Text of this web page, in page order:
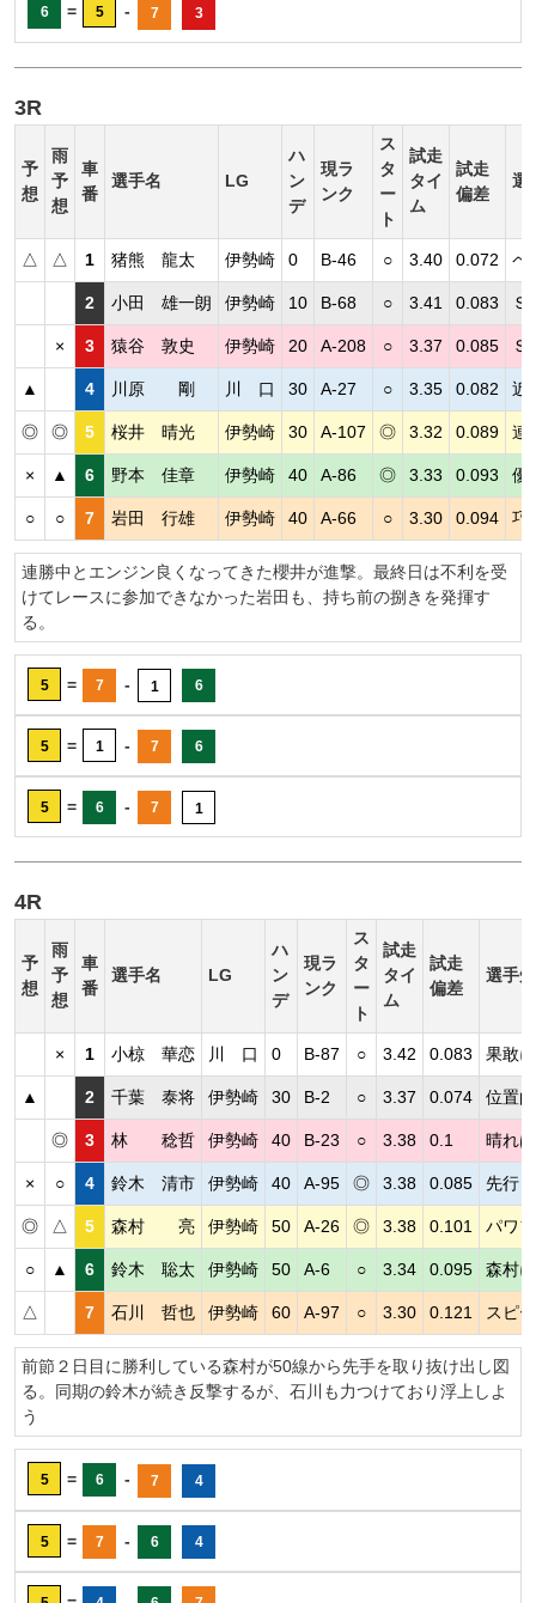
6 = 5 - 7 3
3R
予
想
雨
予
想
車
番
選手名 LG
ハ
ン
デ
現ラ
ンク
ス
タ
ー
ト
試走
タイ
ム
試走
偏差
選
△ △ 1 猪熊 龍太 伊勢崎 0 B-46 ○ 3.40 0.072 ペ
2 小田 雄一朗 伊勢崎 10 B-68 ○ 3.41 0.083 Ｓ
× 3 猿谷 敦史 伊勢崎 20 A-208 ○ 3.37 0.085 Ｓ
▲ 4 川原 剛 川 口 30 A-27 ○ 3.35 0.082 近
◎ ◎ 5 桜井 晴光 伊勢崎 30 A-107 ◎ 3.32 0.089 連
× ▲ 6 野本 佳章 伊勢崎 40 A-86 ◎ 3.33 0.093 優
○ ○ 7 岩田 行雄 伊勢崎 40 A-66 ○ 3.30 0.094 巧
連勝中とエンジン良くなってきた櫻井が進撃。最終日は不利を受
けてレースに参加できなかった岩田も、持ち前の捌きを発揮す
る。
5 = 7 - 1 6
5 = 1 - 7 6
5 = 6 - 7 1
4R
予
想
雨
予
想
車
番
選手名 LG
ハ
ン
デ
現ラ
ンク
ス
タ
ー
ト
試走
タイ
ム
試走
偏差
選手
× 1 小椋 華恋 川 口 0 B-87 ○ 3.42 0.083 果敢
▲ 2 千葉 泰将 伊勢崎 30 B-2 ○ 3.37 0.074 位置
◎ 3 林 稔哲 伊勢崎 40 B-23 ○ 3.38 0.1 晴れ
× ○ 4 鈴木 清市 伊勢崎 40 A-95 ◎ 3.38 0.085 先行
◎ △ 5 森村 亮 伊勢崎 50 A-26 ◎ 3.38 0.101 パワ
○ ▲ 6 鈴木 聡太 伊勢崎 50 A-6 ○ 3.34 0.095 森村
△ 7 石川 哲也 伊勢崎 60 A-97 ○ 3.30 0.121 スピ
前節２日目に勝利している森村が50線から先手を取り抜け出し図
る。同期の鈴木が続き反撃するが、石川も力つけており浮上しよ
う
5 = 6 - 7 4
5 = 7 - 6 4